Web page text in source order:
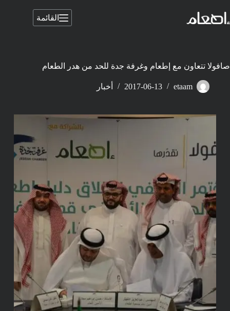
إلى
المحتوى
القائمة
صافولا تتعاون مع إطعام وغرفة جدة للحد من هدر الطعام
etaam
2017-06-13 أخبار